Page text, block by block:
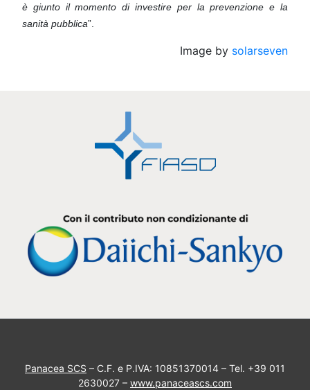
è giunto il momento di investire per la prevenzione e la
sanità pubblica”.
Image by solarseven
Panacea SCS – C.F. e P.IVA: 10851370014 – Tel. +39 011
2630027 – www.panaceascs.com